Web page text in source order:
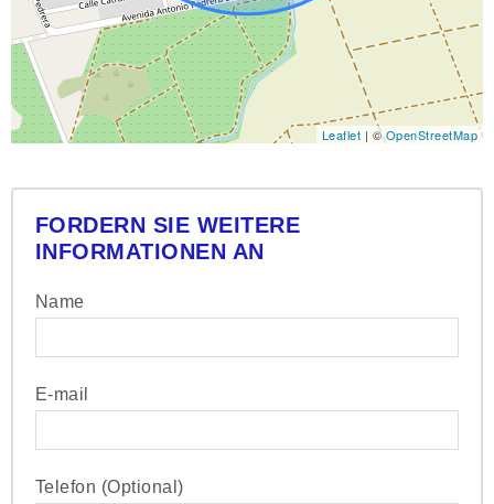
Leaflet | ©OpenStreetMap
FORDERN SIE WEITERE
INFORMATIONEN AN
Name
E-mail
Telefon (Optional)